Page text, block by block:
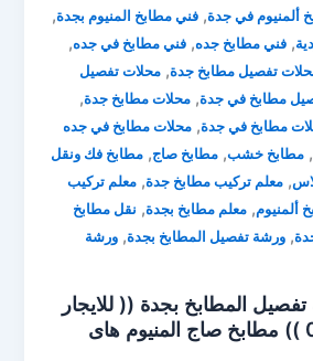
ألمنيوم في جدة,فني مطابخ المنيوم بجدة,
,فني مطابخ جده,فني مطابخ في جده,
تفصيل مطابخ جدة,محلات تفصيل
مطابخ في جدة,محلات مطابخ جدة,
مطابخ في جدة,محلات مطابخ في جده
,مطابخ خشب,مطابخ صاج,مطابخ فك ونقل
,معلم تركيب مطابخ جدة,معلم تركيب
ألمنيوم,معلم مطابخ بجدة, نقل مطابخ
,ورشة تفصيل المطابخ بجدة,ورشة
المطابخ بجدة (( للايجار
01063997733 )) مطابخ صاج المنيوم هاى